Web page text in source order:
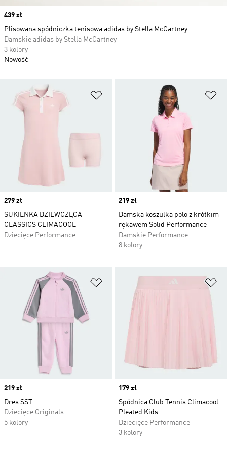
Dodaj do listy życzeń
Price
279 zł
SUKIENKA DZIEWCZĘCA
CLASSICS CLIMACOOL
Dziecięce Performance
Price
219 zł
Damska koszulka polo z krótkim
rękawem Solid Performance
Damskie Performance
8 kolory
Dodaj do listy życzeń
Price
219 zł
Dres SST
Dziecięce Originals
5 kolory
Price
179 zł
Spódnica Club Tennis Climacool
Pleated Kids
Dziecięce Performance
3 kolory
Price
439 zł
Plisowana spódniczka tenisowa adidas by Stella McCartney
Damskie adidas by Stella McCartney
3 kolory
Nowość